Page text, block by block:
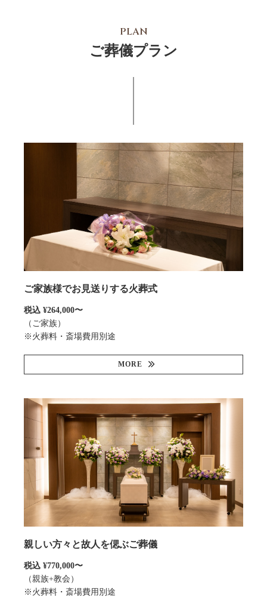
PLAN
ご葬儀プラン
ご家族様でお見送りする火葬式
税込 ¥264,000〜
（ご家族）
※火葬料・斎場費用別途
MORE
親しい方々と故人を偲ぶご葬儀
税込 ¥770,000〜
（親族+教会）
※火葬料・斎場費用別途